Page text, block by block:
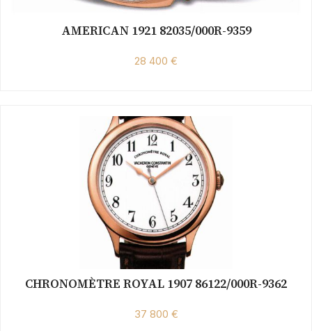
AMERICAN 1921 82035/000R-9359
28 400 €
CHRONOMÈTRE ROYAL 1907 86122/000R-9362
37 800 €